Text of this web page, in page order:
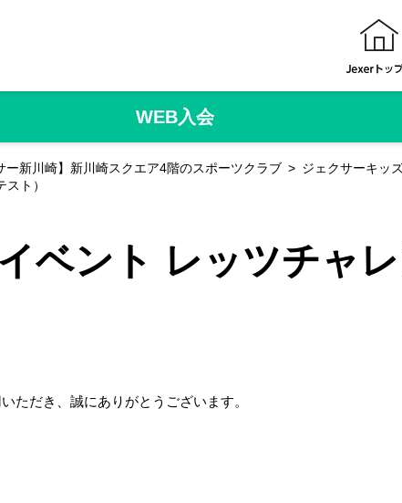
WEB入会
ー新川崎】新川崎スクエア4階のスポーツクラブ ジェクサーキッ
ト）
ベント レッツチャ
ただき、誠にありがとうございます。